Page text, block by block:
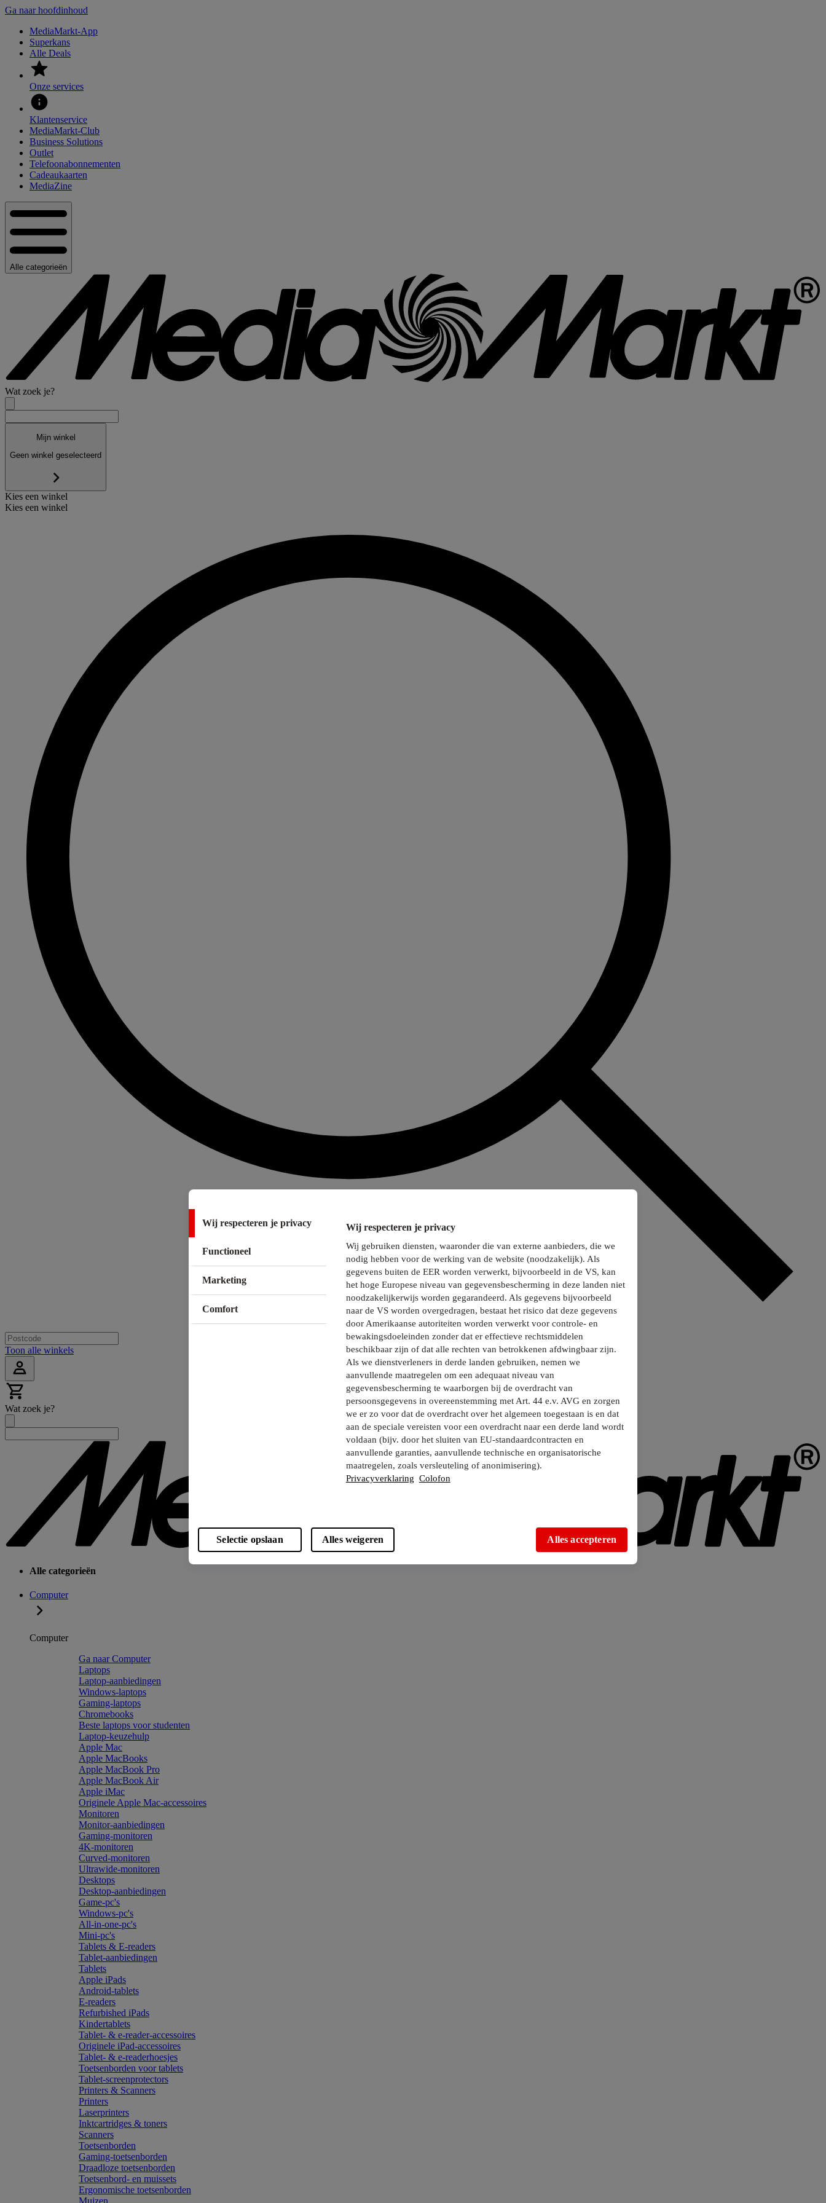
Ga naar hoofdinhoud
MediaMarkt-App
Superkans
Alle Deals
Onze services
Klantenservice
MediaMarkt-Club
Business Solutions
Outlet
Telefoonabonnementen
Cadeaukaarten
MediaZine
Alle categorieën
Wat zoek je?
Mijn winkel
Geen winkel geselecteerd
Kies een winkel
Kies een winkel
Toon alle winkels
Wat zoek je?
Alle categorieën
Computer
Computer
Ga naar Computer
Laptops
Laptop-aanbiedingen
Windows-laptops
Gaming-laptops
Chromebooks
Beste laptops voor studenten
Laptop-keuzehulp
Apple Mac
Apple MacBooks
Apple MacBook Pro
Apple MacBook Air
Apple iMac
Originele Apple Mac-accessoires
Monitoren
Monitor-aanbiedingen
Gaming-monitoren
4K-monitoren
Curved-monitoren
Ultrawide-monitoren
Desktops
Desktop-aanbiedingen
Game-pc's
Windows-pc's
All-in-one-pc's
Mini-pc's
Tablets & E-readers
Tablet-aanbiedingen
Tablets
Apple iPads
Android-tablets
E-readers
Refurbished iPads
Kindertablets
Tablet- & e-reader-accessoires
Originele iPad-accessoires
Tablet- & e-readerhoesjes
Toetsenborden voor tablets
Tablet-screenprotectors
Printers & Scanners
Printers
Laserprinters
Inktcartridges & toners
Scanners
Toetsenborden
Gaming-toetsenborden
Draadloze toetsenborden
Toetsenbord- en muissets
Ergonomische toetsenborden
Wij respecteren je privacy
Functioneel
Marketing
Comfort
Wij respecteren je privacy
Wij gebruiken diensten, waaronder die van externe aanbieders, die we
nodig hebben voor de werking van de website (noodzakelijk). Als
gegevens buiten de EER worden verwerkt, bijvoorbeeld in de VS, kan
het hoge Europese niveau van gegevensbescherming in deze landen niet
noodzakelijkerwijs worden gegarandeerd. Als gegevens bijvoorbeeld
naar de VS worden overgedragen, bestaat het risico dat deze gegevens
door Amerikaanse autoriteiten worden verwerkt voor controle- en
bewakingsdoeleinden zonder dat er effectieve rechtsmiddelen
beschikbaar zijn of dat alle rechten van betrokkenen afdwingbaar zijn.
Als we dienstverleners in derde landen gebruiken, nemen we
aanvullende maatregelen om een adequaat niveau van
gegevensbescherming te waarborgen bij de overdracht van
persoonsgegevens in overeenstemming met Art. 44 e.v. AVG en zorgen
we er zo voor dat de overdracht over het algemeen toegestaan is en dat
aan de speciale vereisten voor een overdracht naar een derde land wordt
voldaan (bijv. door het sluiten van EU-standaardcontracten en
aanvullende garanties, aanvullende technische en organisatorische
maatregelen, zoals versleuteling of anonimisering).
Privacyverklaring Colofon
Selectie opslaan Alles weigeren Alles accepteren